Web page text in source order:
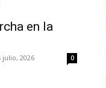
en la
julio, 2026 0